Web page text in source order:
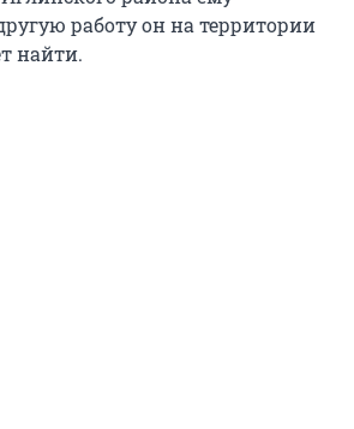
работу он на территории
найти.